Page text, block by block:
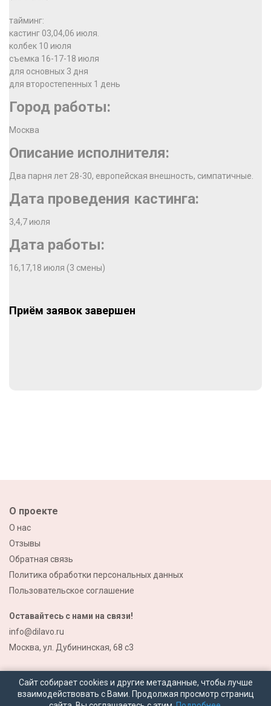
тайминг:
кастинг 03,04,06 июля.
колбек 10 июля
съемка 16-17-18 июля
для основных 3 дня
для второстепенных 1 день
Город работы:
Москва
Описание исполнителя:
Два парня лет 28-30, европейская внешность, симпатичные.
Дата проведения кастинга:
3,4,7 июля
Дата работы:
16,17,18 июля (3 смены)
Приём заявок завершен
О проекте
О нас
Отзывы
Обратная связь
Политика обработки персональных данных
Пользовательское соглашение
Оставайтесь с нами на связи!
info@dilavo.ru
Москва, ул. Дубининская, 68 с3
Сайт собирает cookies и другие метаданные, чтобы лучше
взаимодействовать с Вами. Продолжая просмотр страниц